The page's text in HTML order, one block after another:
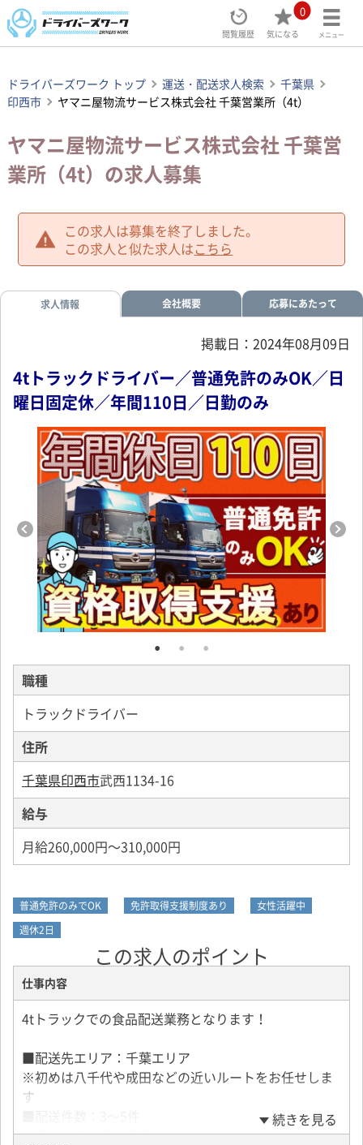
閲覧履歴
0
気になる メニュー
ドライバーズワーク トップ 運送・配送求人検索
千葉県
印西市
ヤマニ屋物流サービス株式会社 千葉営業所（4t）
ヤマニ屋物流サービス株式会社 千葉営
業所（4t）の求人募集
この求人は募集を終了しました。
この求人と似た求人はこちら
求人情報 会社概要 応募にあたって
掲載日：2024年08月09日
4tトラックドライバー／普通免許のみOK／日
曜日固定休／年間110日／日勤のみ
職種
トラックドライバー
住所
千葉県印西市武西1134-16
給与
月給260,000円～310,000円
普通免許のみでOK 免許取得支援制度あり
女性活躍中
週休2日
この求人のポイント
仕事内容
4tトラックでの食品配送業務となります！
■配送先エリア：千葉エリア
※初めは八千代や成田などの近いルートをお任せしま
す
※慣れたら10件も可能
続きを見る